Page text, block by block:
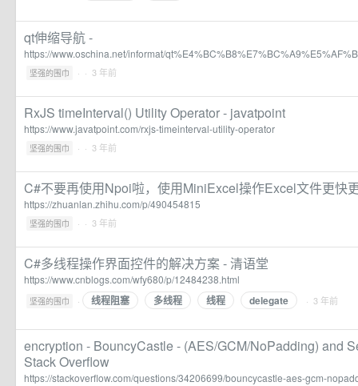
qt伸缩导航 -
https://www.oschina.net/informat/
坚强的围巾 · · 3 年前
RxJS timeInterval() Utility Operator - javatpoint
https://www.javatpoint.com/rxjs-timeinterval-utility-operator
坚强的围巾 · · 3 年前
C#不要再使用Npoi啦，使用MiniExcel操作Excel文件更快
https://zhuanlan.zhihu.com/p/490454815
坚强的围巾 · · 3 年前
C#多线程操作界面控件的解决方案 - 清语堂
https://www.cnblogs.com/wfy680/p/12484238.html
坚强的围巾 · 线程阻塞 多线程 线程 delegate · 3 年前
encryption - BouncyCastle - (AES/GCM/NoPadding) and
Stack Overflow
https://stackoverflow.com/questions/34206699/bouncycastle-aes-gcm-